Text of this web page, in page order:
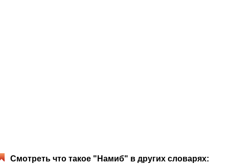
Смотреть что такое "Намиб" в других словарях: